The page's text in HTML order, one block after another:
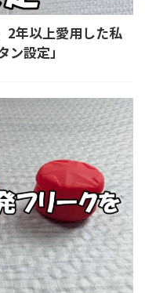
2年以上愛用した私
設定」